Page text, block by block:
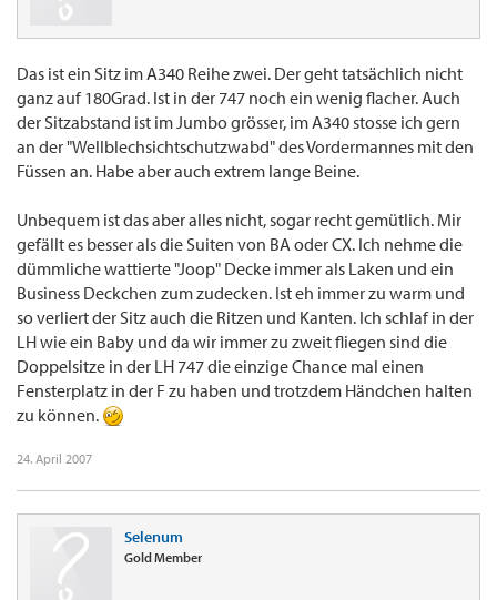
Das ist ein Sitz im A340 Reihe zwei. Der geht tatsächlich nicht
ganz auf 180Grad. Ist in der 747 noch ein wenig flacher. Auch
der Sitzabstand ist im Jumbo grösser, im A340 stosse ich gern
an der "Wellblechsichtschutzwabd" des Vordermannes mit den
Füssen an. Habe aber auch extrem lange Beine.
Unbequem ist das aber alles nicht, sogar recht gemütlich. Mir
gefällt es besser als die Suiten von BA oder CX. Ich nehme die
dümmliche wattierte "Joop" Decke immer als Laken und ein
Business Deckchen zum zudecken. Ist eh immer zu warm und
so verliert der Sitz auch die Ritzen und Kanten. Ich schlaf in der
LH wie ein Baby und da wir immer zu zweit fliegen sind die
Doppelsitze in der LH 747 die einzige Chance mal einen
Fensterplatz in der F zu haben und trotzdem Händchen halten
zu können.
24. April 2007
Selenum
Gold Member